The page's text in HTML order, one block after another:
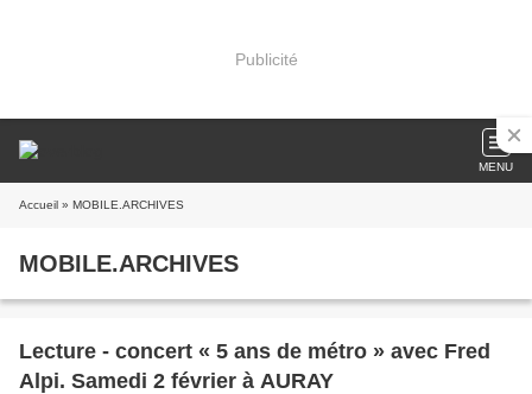
Publicité
MENU
Accueil » MOBILE.ARCHIVES
MOBILE.ARCHIVES
Lecture - concert « 5 ans de métro » avec Fred
Alpi. Samedi 2 février à AURAY